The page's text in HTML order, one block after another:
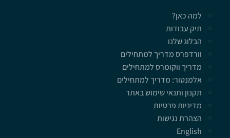
למה כאן?
תיק עבודות
הבלוג שלנו
וורדפרס מדריך למתחילים
מדריך ווקומרס למתחילים
אלמנטור: מדריך למתחילים
תקנון ותנאי שימוש באתר
מדיניות פרטיות
הצהרת נגישות
English